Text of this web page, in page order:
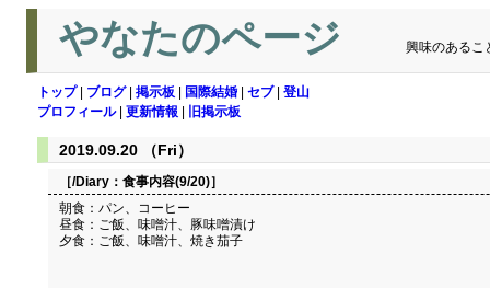
やなたのページ 興味のあるこ
トップ| ブログ| 掲示板 国際結婚 セブ| 登山
プロフィール| 更新情報 旧掲示板
2019.09.20 （Fri）
［/Diary： 食事内容(9/20)］
朝食：パン、コーヒー
昼食：ご飯、味噌汁、豚味噌漬け
夕食：ご飯、味噌汁、焼き茄子